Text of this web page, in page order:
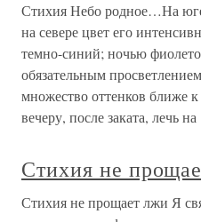
Стихия Небо родное…На
на севере цвет его
темно-синий; ночью
обязательным
множество оттенков ближе
вечеру, после заката, лечь на
Стихия не
Стихия не прощает лжи Я